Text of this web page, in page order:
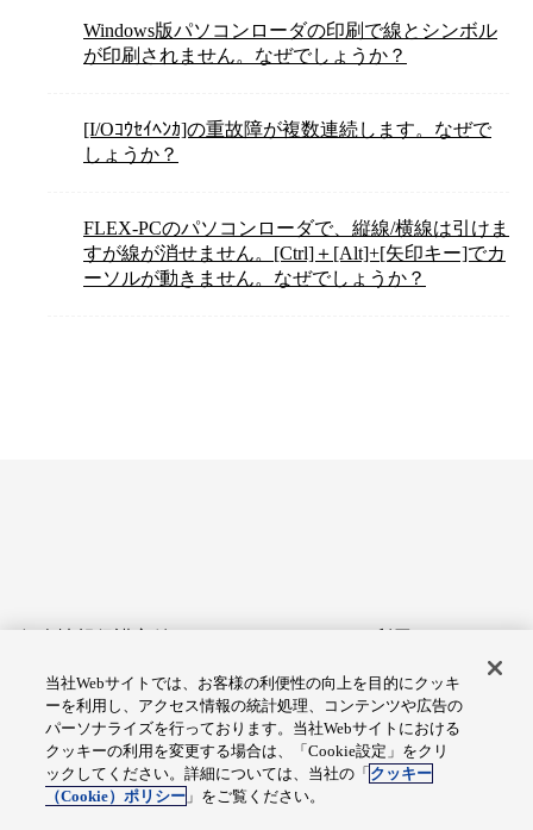
Windows版パソコンローダの印刷で線とシンボル
が印刷されません。なぜでしょうか？
[I/Oｺｳｾｲﾍﾝｶ]の重故障が複数連続します。なぜで
しょうか？
FLEX-PCのパソコンローダで、縦線/横線は引けま
すが線が消せません。[Ctrl]＋[Alt]+[矢印キー]でカ
ーソルが動きません。なぜでしょうか？
アクセシビリティへの対応
Cookie設定
総合サイトマップ
当社Webサイトでは、お客様の利便性の向上を目的にクッキ
ーを利用し、アクセス情報の統計処理、コンテンツや広告の
パーソナライズを行っております。当社Webサイトにおける
クッキーの利用を変更する場合は、「Cookie設定」をクリ
ックしてください。詳細については、当社の「 クッキー
（Cookie）ポリシー 」をご覧ください。